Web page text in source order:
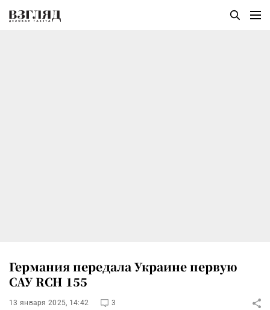
Германия передала Украине первую
САУ RCH 155
13 января 2025, 14:42 3